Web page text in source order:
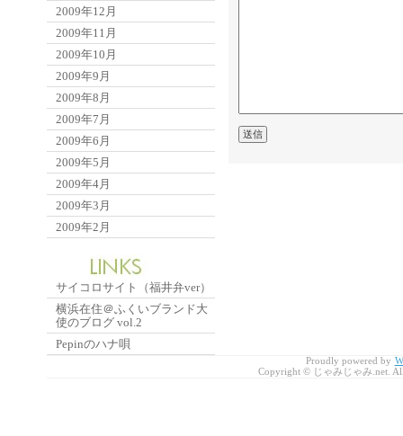
2009年12月
2009年11月
2009年10月
2009年9月
2009年8月
2009年7月
2009年6月
2009年5月
2009年4月
2009年3月
2009年2月
サイコロサイト（福井弁ver）
横浜在住＠ふくいブランド大
使のブログ vol.2
Pepinのハナ唄
Proudly powered by
Copyright © じゃみじゃみ.net.